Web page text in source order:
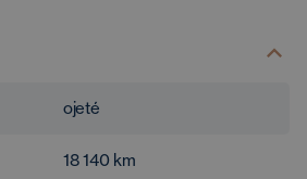
ojeté
18 140 km